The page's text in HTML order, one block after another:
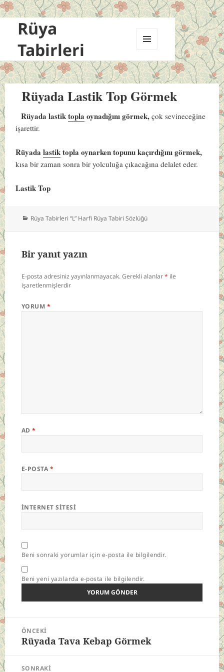
Rüya
Tabirleri
VE
BILEŞENLER
Rüyada Lastik Top Görmek
Rüyada lastiktopla oynadığını görmek, çok sevineceğine
işarettir.
Rüyadalastiktopla oynarken topunu kaçırdığını görmek,
kısa bir zaman sonra bir yolculuğa çıkacağına delalet eder.
Lastik Top
Kategoriler
Rüya Tabirleri “L” Harfi Rüya Tabiri Sözlüğü
Bir yanıt yazın
E-posta adresiniz yayınlanmayacak.Gerekli alanlar* ile
işaretlenmişlerdir
YORUM *
AD*
E-POSTA *
İNTERNET SITESI
Beni sonraki yorumlar için e-posta ile bilgilendir.
Beni yeni yazılarda e-posta ile bilgilendir.
Yazı
gezinmesi
ÖNCEKI
Önceki
Rüyada Tava Kebap Görmek
SONRAKI